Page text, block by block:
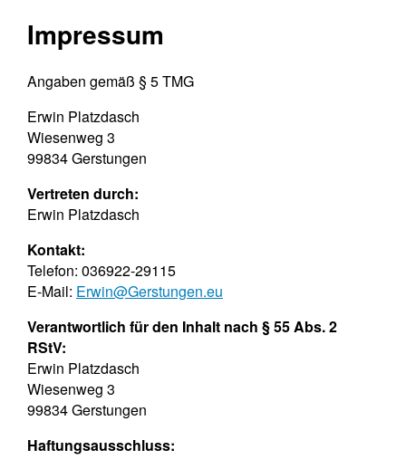
Impressum
Angaben gemäß § 5 TMG
Erwin Platzdasch
Wiesenweg 3
99834 Gerstungen
Vertreten durch:
Erwin Platzdasch
Kontakt:
Telefon: 036922-29115
E-Mail: Erwin@Gerstungen.eu
Verantwortlich für den Inhalt nach § 55 Abs. 2
RStV:
Erwin Platzdasch
Wiesenweg 3
99834 Gerstungen
Haftungsausschluss: